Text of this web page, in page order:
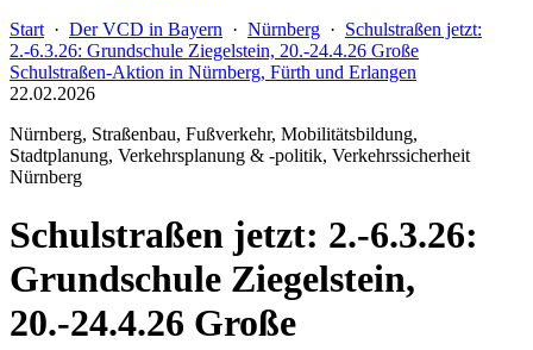
Start · Der VCD in Bayern · Nürnberg · Schulstraßen jetzt:
2.-6.3.26: Grundschule Ziegelstein, 20.-24.4.26 Große
Schulstraßen-Aktion in Nürnberg, Fürth und Erlangen
22.02.2026
Nürnberg, Straßenbau, Fußverkehr, Mobilitätsbildung,
Stadtplanung, Verkehrsplanung & -politik, Verkehrssicherheit
Nürnberg
Schulstraßen jetzt: 2.-6.3.26:
Grundschule Ziegelstein,
20.-24.4.26 Große